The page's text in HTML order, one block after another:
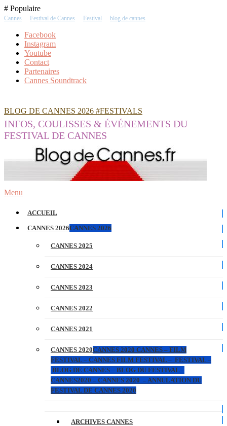
Skip
To
# Populaire
Cannes Festival de Cannes Festival blog de cannes
Facebook
Instagram
Youtube
Contact
Partenaires
Cannes Soundtrack
BLOG DE CANNES 2026 #FESTIVALS
INFOS, COULISSES & ÉVÉNEMENTS DU
FESTIVAL DE CANNES
Menu
ACCUEIL
CANNES 2026CANNES 2026
CANNES 2025
CANNES 2024
CANNES 2023
CANNES 2022
CANNES 2021
CANNES 2020CANNES 2020 CANNES – FILM
FESTIVAL – CANNES FILM FESTIVAL – FESTIVAL –
BLOG DE CANNES – BLOG DU FESTIVAL –
CANNES2020 – CANNES 2020 – ANNULATION DU
FESTIVAL DE CANNES 2020
ARCHIVES CANNES